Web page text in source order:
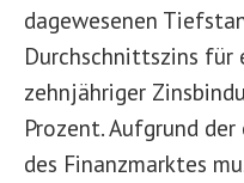
dagewesenen
Durchschnittszins für
zehnjähriger
Prozent. Aufgrund
des Finanzmarktes